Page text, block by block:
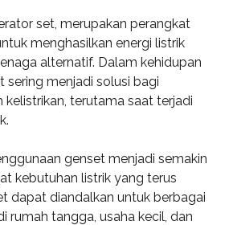
set, merupakan perangkat
menghasilkan energi listrik
alternatif. Dalam kehidupan
sering menjadi solusi bagi
kelistrikan, terutama saat terjadi
genset menjadi semakin
kebutuhan listrik yang terus
dapat diandalkan untuk berbagai
rumah tangga, usaha kecil, dan